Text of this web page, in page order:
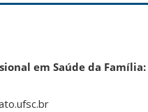
em Saúde da Família: